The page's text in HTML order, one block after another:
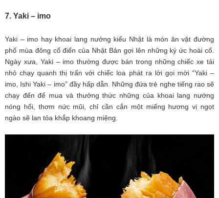
7. Yaki – imo
Yaki – imo hay khoai lang nướng kiểu Nhật là món ăn vặt đường
phố mùa đông cổ điển của Nhật Bản gợi lên những ký ức hoài cổ.
Ngày xưa, Yaki – imo thường được bán trong những chiếc xe tải
nhỏ chạy quanh thị trấn với chiếc loa phát ra lời gọi mời “Yaki –
imo, Ishi Yaki – imo” đầy hấp dẫn. Những đứa trẻ nghe tiếng rao sẽ
chạy đến để mua và thưởng thức những của khoai lang nướng
nóng hổi, thơm nức mũi, chỉ cần cắn một miếng hương vị ngọt
ngào sẽ lan tỏa khắp khoang miệng.